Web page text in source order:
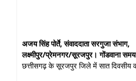
अजय सिंह पोर्ते, संवाददाता सरगुजा संभाग,
लक्ष्मीपुर/प्रेमनगर/सूरजपुर। गोंडवाना
छत्तीसगढ़ के सूरजपुर जिले में सात दिवसीय